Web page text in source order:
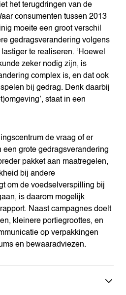
het terugdringen van de
consumenten tussen 2013
moeite een groot verschil
gedragsverandering volgens
te realiseren. ‘Hoewel
zeker nodig zijn, is
complex is, en dat ook
bij gedrag. Denk daarbij
staat in een
de vraag of er
een grote gedragsverandering
pakket aan maatregelen,
bij andere
om de voedselverspilling bij
is daarom mogelijk
Naast campagnes doelt
kleinere portiegroottes, en
op verpakkingen
en bewaaradviezen.